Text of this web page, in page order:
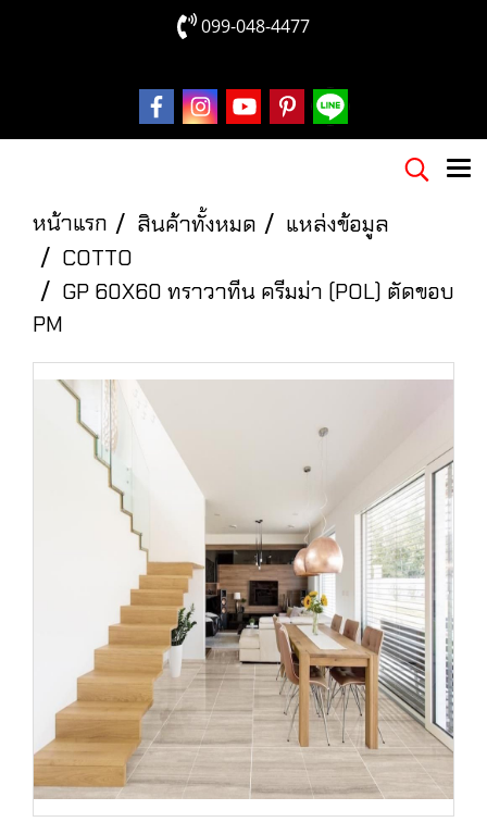
099-048-4477
หน้าแรก สินค้าทั้งหมด
แหล่งข้อมูล
COTTO
GP 60X60 ทราวาทีน ครีมม่า (POL) ตัดขอบ
PM